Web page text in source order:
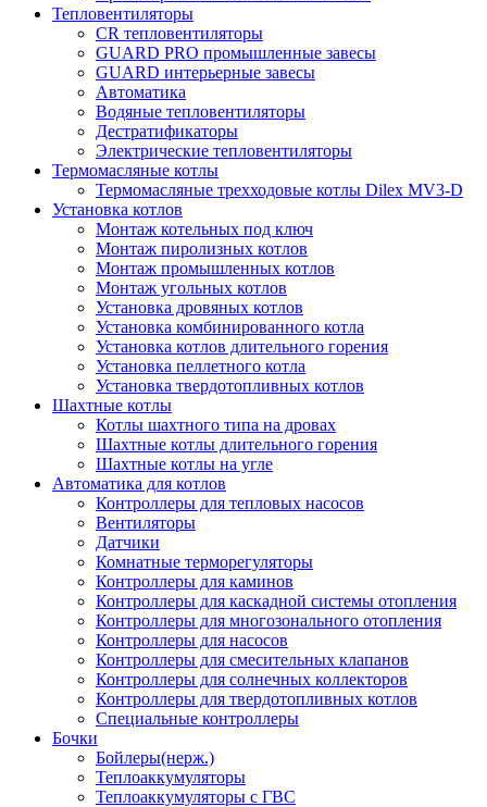
Тепловентиляторы
CR тепловентиляторы
GUARD PRO промышленные завесы
GUARD интерьерные завесы
Автоматика
Водяные тепловентиляторы
Дестратификаторы
Электрические тепловентиляторы
Термомасляные котлы
Термомасляные трехходовые котлы Dilex MV3-D
Установка котлов
Монтаж котельных под ключ
Монтаж пиролизных котлов
Монтаж промышленных котлов
Монтаж угольных котлов
Установка дровяных котлов
Установка комбинированного котла
Установка котлов длительного горения
Установка пеллетного котла
Установка твердотопливных котлов
Шахтные котлы
Котлы шахтного типа на дровах
Шахтные котлы длительного горения
Шахтные котлы на угле
Автоматика для котлов
Контроллеры для тепловых насосов
Вентиляторы
Датчики
Комнатные терморегуляторы
Контроллеры для каминов
Контроллеры для каскадной системы отопления
Контроллеры для многозонального отопления
Контроллеры для насосов
Контроллеры для смесительных клапанов
Контроллеры для солнечных коллекторов
Контроллеры для твердотопливных котлов
Специальные контроллеры
Бочки
Бойлеры(нерж.)
Теплоаккумуляторы
Теплоаккумуляторы с ГВС